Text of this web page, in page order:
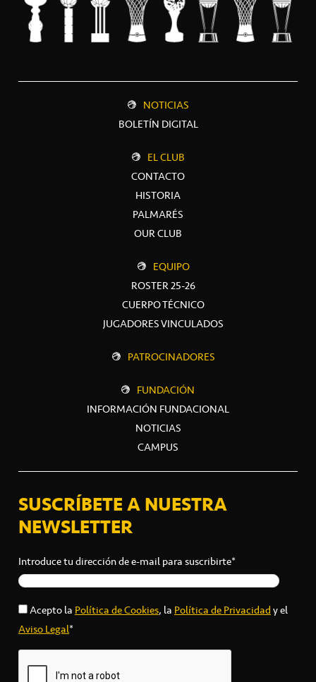
NOTICIAS
BOLETÍN DIGITAL
EL CLUB
CONTACTO
HISTORIA
PALMARÉS
OUR CLUB
EQUIPO
ROSTER 25-26
CUERPO TÉCNICO
JUGADORES VINCULADOS
PATROCINADORES
FUNDACIÓN
INFORMACIÓN FUNDACIONAL
NOTICIAS
CAMPUS
SUSCRÍBETE A NUESTRA
NEWSLETTER
Introduce tu dirección de e-mail para suscribirte*
Acepto laPolítica de Cookies, laPolítica de Privacidady el
Aviso Legal*